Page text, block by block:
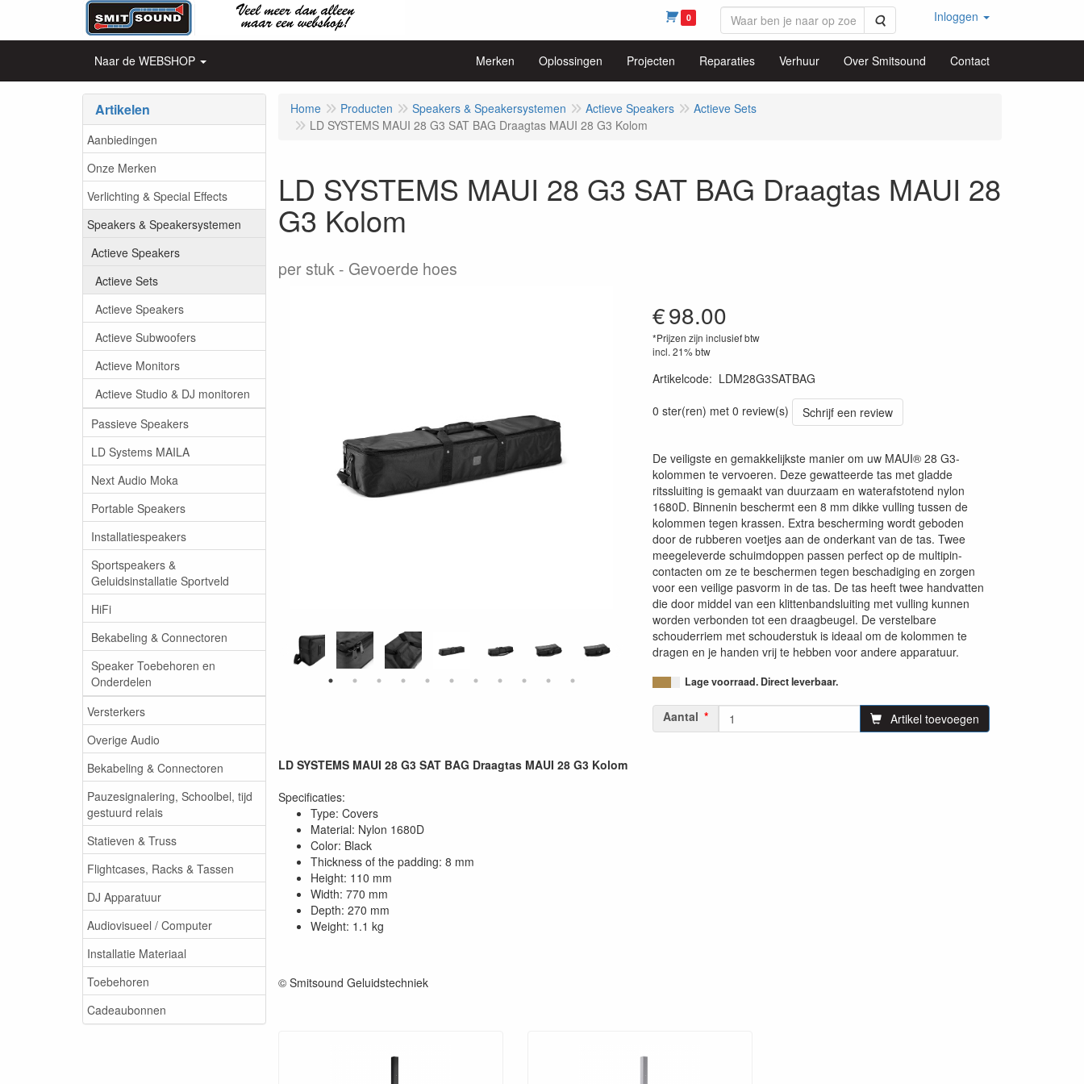
0 Zoeken Inloggen
Naar de WEBSHOP Merken Oplossingen Projecten Reparaties Verhuur Over Smitsound Contact
Artikelen
Aanbiedingen
Onze Merken
Verlichting & Special Effects
Speakers & Speakersystemen
Actieve Speakers
Actieve Sets
Actieve Speakers
Actieve Subwoofers
Actieve Monitors
Actieve Studio & DJ monitoren
Passieve Speakers
LD Systems MAILA
Next Audio Moka
Portable Speakers
Installatiespeakers
Sportspeakers &
Geluidsinstallatie Sportveld
HiFi
Bekabeling & Connectoren
Speaker Toebehoren en
Onderdelen
Versterkers
Overige Audio
Bekabeling & Connectoren
Pauzesignalering, Schoolbel, tijd
gestuurd relais
Statieven & Truss
Flightcases, Racks & Tassen
DJ Apparatuur
Audiovisueel / Computer
Installatie Materiaal
Toebehoren
Cadeaubonnen
Home Producten Speakers & Speakersystemen Actieve Speakers
Actieve Sets
LD SYSTEMS MAUI 28 G3 SAT BAG Draagtas MAUI 28 G3 Kolom
LD SYSTEMS MAUI 28 G3 SAT BAG Draagtas MAUI 28
G3 Kolom
per stuk Gevoerde hoes
€98.00
*Prijzen zijn inclusief btw
incl. 21% btw
Artikelcode: LDM28G3SATBAG
0 ster(ren) met 0 review(s)
Schrijf een review
De veiligste en gemakkelijkste manier om uw MAUI® 28 G3-
kolommen te vervoeren. Deze gewatteerde tas met gladde
ritssluiting is gemaakt van duurzaam en waterafstotend nylon
1680D. Binnenin beschermt een 8 mm dikke vulling tussen de
kolommen tegen krassen. Extra bescherming wordt geboden
door de rubberen voetjes aan de onderkant van de tas. Twee
meegeleverde schuimdoppen passen perfect op de multipin-
contacten om ze te beschermen tegen beschadiging en zorgen
voor een veilige pasvorm in de tas. De tas heeft twee handvatten
die door middel van een klittenbandsluiting met vulling kunnen
worden verbonden tot een draagbeugel. De verstelbare
schouderriem met schouderstuk is ideaal om de kolommen te
dragen en je handen vrij te hebben voor andere apparatuur.
Lage voorraad. Direct leverbaar.
Aantal Artikel toevoegen
LD SYSTEMS MAUI 28 G3 SAT BAG Draagtas MAUI 28 G3 Kolom
Specificaties:
Type: Covers
Material: Nylon 1680D
Color: Black
Thickness of the padding: 8 mm
Height: 110 mm
Width: 770 mm
Depth: 270 mm
Weight: 1.1 kg
© Smitsound Geluidstechniek